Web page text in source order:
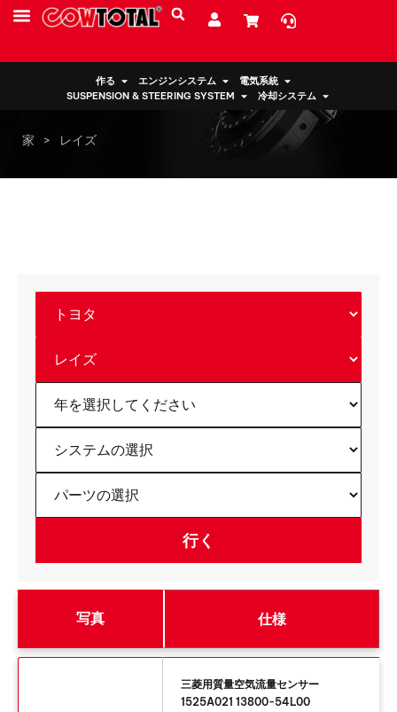
作る エンジンシステム
電気系統
SUSPENSION & STEERING SYSTEM
冷却システム
家 > レイズ
写真 仕様
三菱用質量空気流量センサー
1525A021 13800-54L00